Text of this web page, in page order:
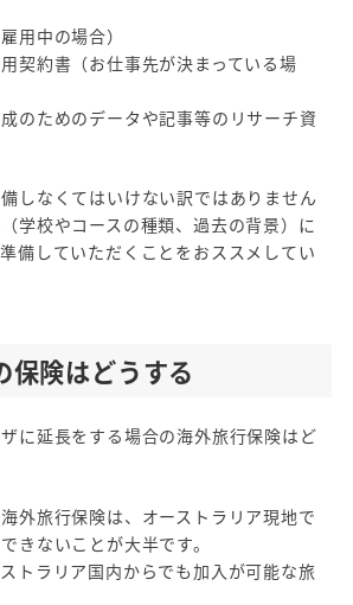
用中の場合）
契約書（お仕事先が決まっている場
のためのデータや記事等のリサーチ資
しなくてはいけない訳ではありません
学校やコースの種類、過去の背景）に
備していただくことをおススメしてい
保険はどうする
に延長をする場合の海外旅行保険はど
外旅行保険は、オーストラリア現地で
きないことが大半です。
トラリア国内からでも加入が可能な旅